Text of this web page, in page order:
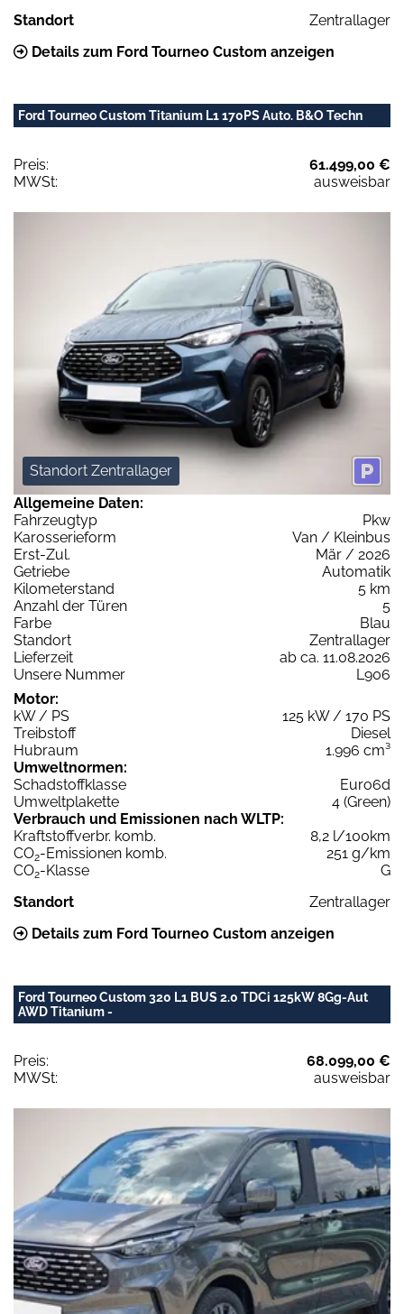
Standort
Zentrallager
Details zum Ford Tourneo Custom anzeigen
Ford Tourneo Custom Titanium L1 170PS Auto. B&O Techn
Preis:
61.499,00 €
MWSt:
ausweisbar
Standort Zentrallager
Allgemeine Daten:
Fahrzeugtyp
Pkw
Karosserieform
Van / Kleinbus
Erst-Zul.
Mär / 2026
Getriebe
Automatik
Kilometerstand
5 km
Anzahl der Türen
5
Farbe
Blau
Standort
Zentrallager
Lieferzeit
ab ca. 11.08.2026
Unsere Nummer
L906
Motor:
kW / PS
125 kW / 170 PS
Treibstoff
Diesel
Hubraum
1.996 cm³
Umweltnormen:
Schadstoffklasse
Euro6d
Umweltplakette
4 (Green)
Verbrauch und Emissionen nach WLTP:
Kraftstoffverbr. komb.
8,2 l/100km
CO2-Emissionen komb.
251 g/km
CO2-Klasse
G
Standort
Zentrallager
Details zum Ford Tourneo Custom anzeigen
Ford Tourneo Custom 320 L1 BUS 2.0 TDCi 125kW 8Gg-Aut
AWD Titanium -
Preis:
68.099,00 €
MWSt:
ausweisbar